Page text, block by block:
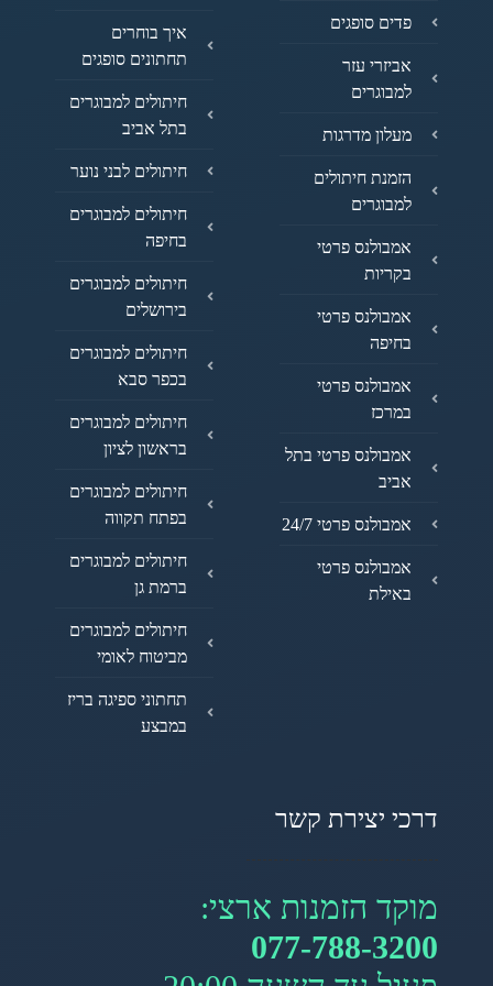
פדים סופגים
אביזרי עזר
למבוגרים
מעלון מדרגות
הזמנת חיתולים
למבוגרים
אמבולנס פרטי
בקריות
אמבולנס פרטי
בחיפה
אמבולנס פרטי
במרכז
אמבולנס פרטי בתל
אביב
אמבולנס פרטי 24/7
אמבולנס פרטי
באילת
איך בוחרים
תחתונים סופגים
חיתולים למבוגרים
בתל אביב
חיתולים לבני נוער
חיתולים למבוגרים
בחיפה
חיתולים למבוגרים
בירושלים
חיתולים למבוגרים
בכפר סבא
חיתולים למבוגרים
בראשון לציון
חיתולים למבוגרים
בפתח תקווה
חיתולים למבוגרים
ברמת גן
חיתולים למבוגרים
מביטוח לאומי
תחתוני ספיגה בריז
במבצע
דרכי יצירת קשר
מוקד הזמנות ארצי:
077-788-3200